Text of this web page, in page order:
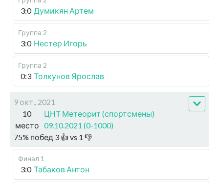
3:0 Думикян Артем
Группа 2
3:0 Нестер Игорь
Группа 2
0:3 Толкунов Ярослав
9 окт., 2021
10
место
ЦНТ Метеорит (спортсмены)
09.10.2021 (0-1000)
75% побед 3 👍 vs 1 👎
Финал 1
3:0 Табаков Антон